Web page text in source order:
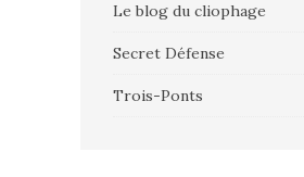
Le blog du cliophage
Secret Défense
Trois-Ponts